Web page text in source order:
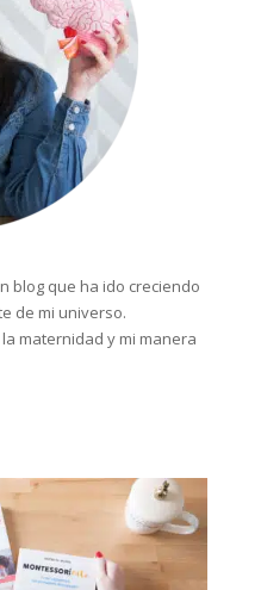
blog que ha ido creciendo
de mi universo.
maternidad y mi manera